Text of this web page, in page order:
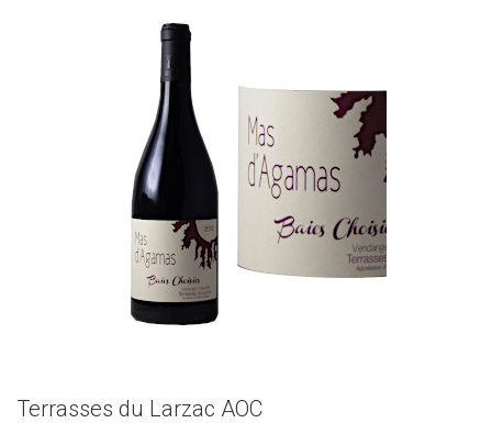
Terrasses du Larzac AOC